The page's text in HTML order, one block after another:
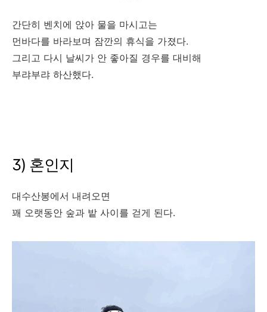
간단히 벤치에 앉아 물을 마시고는
먼바다를 바라보며 잠깐의 휴식을 가졌다.
그리고 다시 날씨가 안 좋아질 경우를 대비해
부랴부랴 하산했다.
3) 혼인지
대수산봉에서 내려오면
꽤 오랫동안 숲과 밭 사이를 걷게 된다.